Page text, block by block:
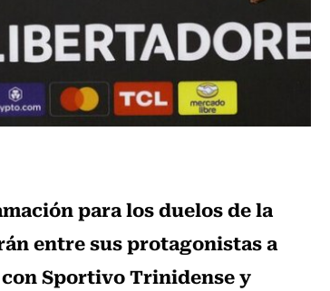
para los duelos de la
entre sus protagonistas a
con Sportivo Trinidense y